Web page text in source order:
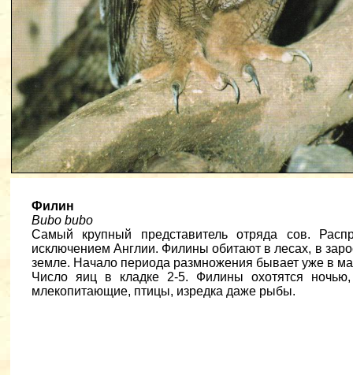
Филин
Bubo bubo
Самый крупный представитель отряда сов.
исключением Англии. Филины обитают в лесах, в
земле. Начало периода размножения бывает уже в
Число яиц в кладке 2-5. Филины охотятся
млекопитающие, птицы, изредка даже рыбы.